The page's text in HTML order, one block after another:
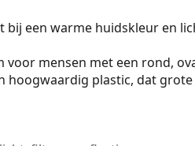
een warme huidskleur en
voor mensen met een rond,
hoogwaardig plastic, dat